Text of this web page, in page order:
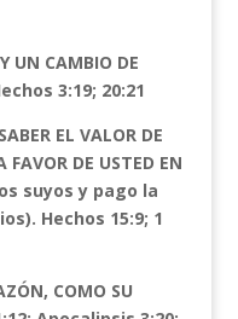
UN CAMBIO DE
3:19; 20:21
EL VALOR DE
FAVOR DE USTED EN
suyos y pago la
Hechos 15:9; 1
COMO SU